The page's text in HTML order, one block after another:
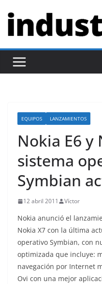
t
r
EQUIPOS LANZAMIENTOS
Nokia E6 y
sistema
Symbian
12 abril 2011 Víctor
Nokia anunció el
Nokia X7 con la última
operativo Symbian, con
optimizada que incluye:
navegación por Internet
Ovi con una mejor